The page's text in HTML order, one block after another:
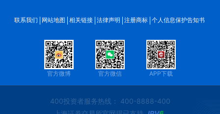
联系我们 网站地图 相关链接 法律声明 注册商标 个人信息保护告知书
官方微博 官方微信 APP下载
400投资者服务热线： 400-8888-400